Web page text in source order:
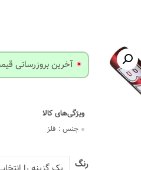
آخرین بروزرسانی قیمت: 3
جنس : فلز
رنگ